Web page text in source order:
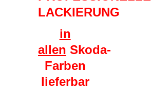
LACKIERUNG
in
allen Skoda-
Farben
lieferbar